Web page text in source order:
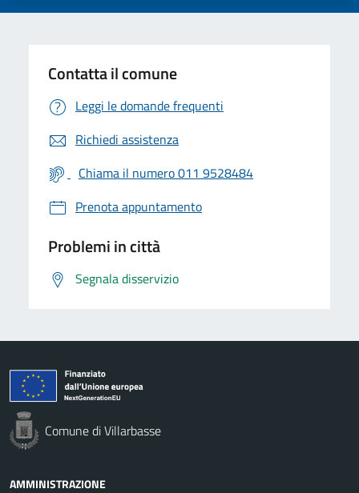
Contatta il comune
Leggi le domande frequenti
Richiedi assistenza
Chiama il numero 011 9528484
Prenota appuntamento
Problemi in città
Segnala disservizio
Comune di Villarbasse
AMMINISTRAZIONE